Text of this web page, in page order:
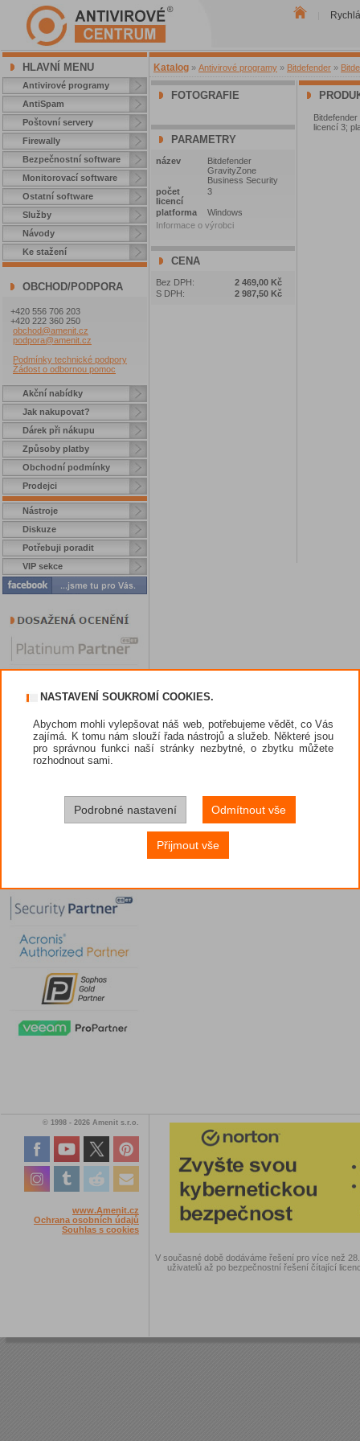
HLAVNÍ MENU
Antivirové programy
AntiSpam
Poštovní servery
Firewally
Bezpečnostní software
Monitorovací software
Ostatní software
Služby
Návody
Ke stažení
OBCHOD/PODPORA
+420 556 706 203
+420 222 360 250
obchod@amenit.cz
podpora@amenit.cz
Podmínky technické podpory
Žádost o odbornou pomoc
Akční nabídky
Jak nakupovat?
Dárek při nákupu
Způsoby platby
Obchodní podmínky
Prodejci
Nástroje
Diskuze
Potřebuji poradit
VIP sekce
Katalog » Antivirové programy » Bitdefender »
FOTOGRAFIE
PARAMETRY
název
Bitdefender
GravityZone
Business Security
počet
licencí
3
platforma
Windows
Informace o výrobci
CENA
Bez DPH:
2 469,00 Kč
S DPH:
2 987,50 Kč
licencí 3;
© 1998 - 2026 Amenit s.r.o.
www.Amenit.cz
Ochrana osobních údajů
Souhlas s cookies
V současné době dodáváme řešení pro více než
uživatelů až po bezpečnostní řešení čítající
NASTAVENÍ SOUKROMÍ COOKIES.
Abychom mohli vylepšovat náš web, potřebujeme vědět, co Vás
zajímá. K tomu nám slouží řada nástrojů a služeb. Některé jsou
pro správnou funkci naší stránky nezbytné, o zbytku můžete
rozhodnout sami.
Podrobné nastavení Odmítnout vše
Přijmout vše